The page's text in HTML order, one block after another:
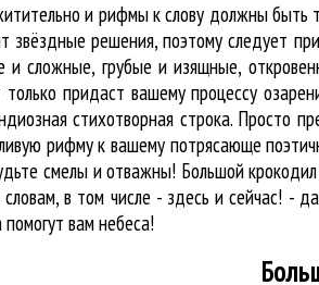
и рифмы к слову должны
звёздные решения, поэтому следует
и сложные, грубые и изящные,
только придаст вашему процессу
стихотворная строка. Просто
рифму к вашему потрясающе
смелы и отважны! Большой
в том числе - здесь и сейчас! -
вам небеса!